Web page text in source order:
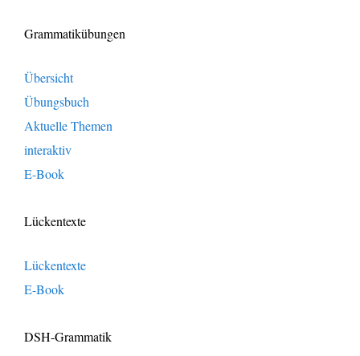
Grammatikübungen
Übersicht
Übungsbuch
Aktuelle Themen
interaktiv
E-Book
Lückentexte
Lückentexte
E-Book
DSH-Grammatik